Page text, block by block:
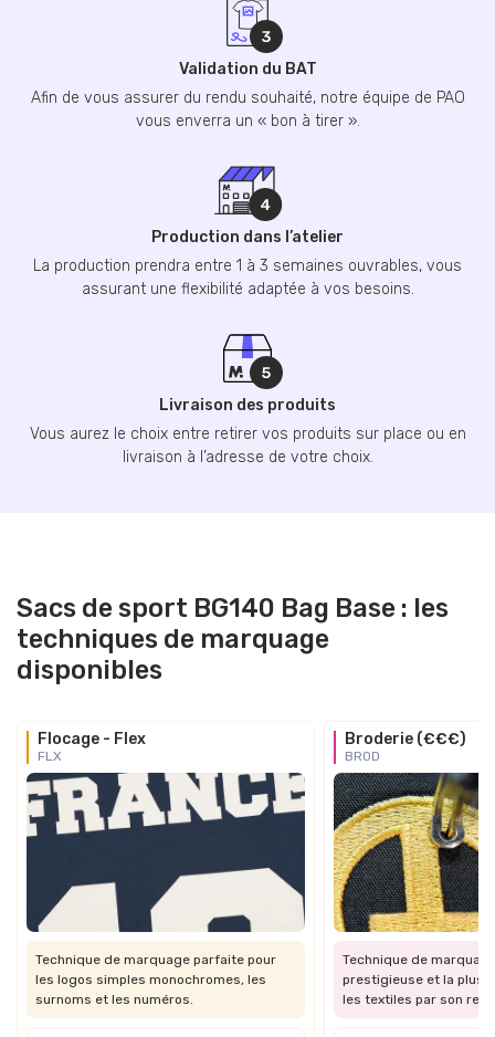
Validation du BAT
Afin de vous assurer du rendu souhaité, notre équipe de PAO
vous enverra un « bon à tirer ».
Production dans l’atelier
La production prendra entre 1 à 3 semaines ouvrables, vous
assurant une flexibilité adaptée à vos besoins.
Livraison des produits
Vous aurez le choix entre retirer vos produits sur place ou en
livraison à l’adresse de votre choix.
Sacs de sport BG140 Bag Base : les
techniques de marquage
disponibles
Flocage - Flex
FLX
Technique de marquage parfaite pour
les logos simples monochromes, les
surnoms et les numéros.
Broderie (€€€)
BROD
Technique de
prestigieuse et la plus
les textiles par son